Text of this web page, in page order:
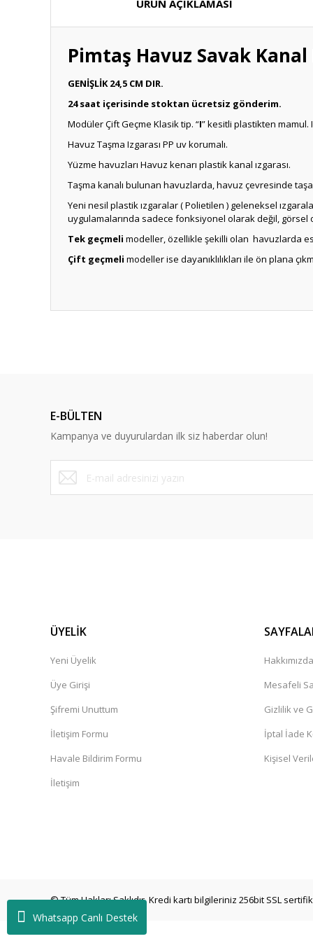
Whatsapp Canlı Destek
ÜRÜN AÇIKLAMASI
Pimtaş Havuz Savak
GENİŞLİK 24,5 CM DIR.
24 saat içerisinde stoktan ücretsiz gönderim.
Modüler Çift Geçme Klasik tip. “I” kesitli plastikten mamul.
Havuz Taşma Izgarası PP uv korumalı.
Yüzme havuzları Havuz kenarı plastik kanal ızgarası.
Taşma kanalı bulunan havuzlarda, havuz çevresinde
Yeni nesil plastik ızgaralar ( Polietilen ) geleneksel
uygulamalarında sadece fonksiyonel olarak değil, görsel
Tek geçmeli modeller, özellikle şekilli olan havuzlarda
Çift geçmeli modeller ise dayanıklılıkları ile ön plana
E-BÜLTEN
Kampanya ve duyurulardan ilk siz haberdar olun!
ÜYELİK
Yeni Üyelik
Üye Girişi
Şifremi Unuttum
İletişim Formu
Havale Bildirim Formu
İletişim
Hakkımızda
Mesafeli
Gizlilik ve
İptal İade
Kişisel
© Tüm Hakları Saklıdır. Kredi kartı bilgileriniz 256bit SSL